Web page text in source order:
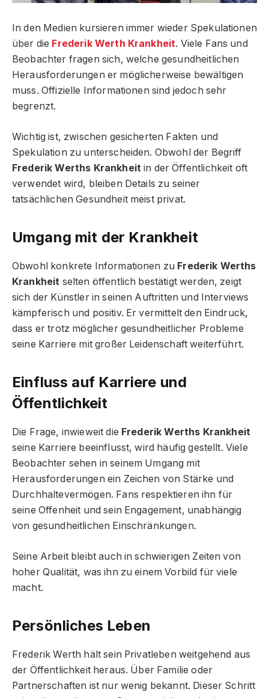
In den Medien kursieren immer wieder Spekulationen
über die Frederik Werth Krankheit. Viele Fans und
Beobachter fragen sich, welche gesundheitlichen
Herausforderungen er möglicherweise bewältigen
muss. Offizielle Informationen sind jedoch sehr
begrenzt.
Wichtig ist, zwischen gesicherten Fakten und
Spekulation zu unterscheiden. Obwohl der Begriff
Frederik Werths Krankheit in der Öffentlichkeit oft
verwendet wird, bleiben Details zu seiner
tatsächlichen Gesundheit meist privat.
Umgang mit der Krankheit
Obwohl konkrete Informationen zu Frederik Werths
Krankheit selten öffentlich bestätigt werden, zeigt
sich der Künstler in seinen Auftritten und Interviews
kämpferisch und positiv. Er vermittelt den Eindruck,
dass er trotz möglicher gesundheitlicher Probleme
seine Karriere mit großer Leidenschaft weiterführt.
Einfluss auf Karriere und
Öffentlichkeit
Die Frage, inwieweit die Frederik Werths Krankheit
seine Karriere beeinflusst, wird häufig gestellt. Viele
Beobachter sehen in seinem Umgang mit
Herausforderungen ein Zeichen von Stärke und
Durchhaltevermögen. Fans respektieren ihn für
seine Offenheit und sein Engagement, unabhängig
von gesundheitlichen Einschränkungen.
Seine Arbeit bleibt auch in schwierigen Zeiten von
hoher Qualität, was ihn zu einem Vorbild für viele
macht.
Persönliches Leben
Frederik Werth hält sein Privatleben weitgehend aus
der Öffentlichkeit heraus. Über Familie oder
Partnerschaften ist nur wenig bekannt. Dieser Schritt